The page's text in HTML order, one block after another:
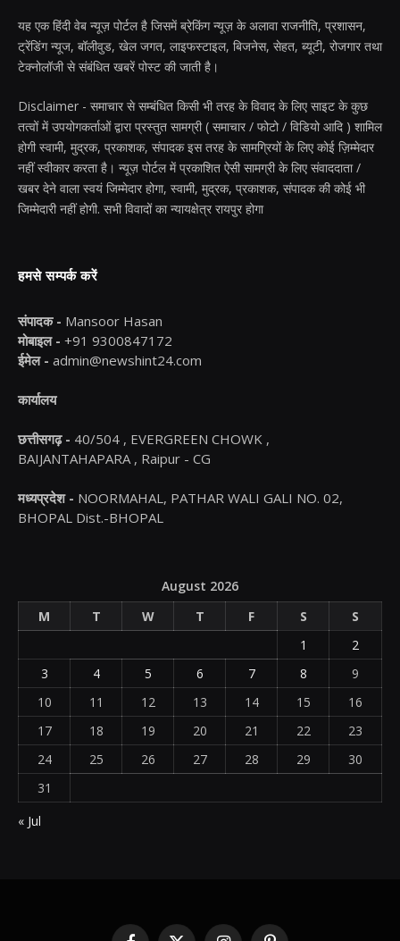
यह एक हिंदी वेब न्यूज़ पोर्टल है जिसमें ब्रेकिंग न्यूज़ के अलावा राजनीति, प्रशासन,
ट्रेंडिंग न्यूज, बॉलीवुड, खेल जगत, लाइफस्टाइल, बिजनेस, सेहत, ब्यूटी, रोजगार तथा
टेक्नोलॉजी से संबंधित खबरें पोस्ट की जाती है।
Disclaimer - समाचार से सम्बंधित किसी भी तरह के विवाद के लिए साइट के कुछ
तत्वों में उपयोगकर्ताओं द्वारा प्रस्तुत सामग्री ( समाचार / फोटो / विडियो आदि ) शामिल
होगी स्वामी, मुद्रक, प्रकाशक, संपादक इस तरह के सामग्रियों के लिए कोई ज़िम्मेदार
नहीं स्वीकार करता है। न्यूज़ पोर्टल में प्रकाशित ऐसी सामग्री के लिए संवाददाता /
खबर देने वाला स्वयं जिम्मेदार होगा, स्वामी, मुद्रक, प्रकाशक, संपादक की कोई भी
जिम्मेदारी नहीं होगी. सभी विवादों का न्यायक्षेत्र रायपुर होगा
हमसे सम्पर्क करें
संपादक - Mansoor Hasan
मोबाइल - +91 9300847172
ईमेल - admin@newshint24.com
कार्यालय
छत्तीसगढ़ - 40/504 , EVERGREEN CHOWK ,
BAIJANTAHAPARA , Raipur - CG
मध्यप्रदेश - NOORMAHAL, PATHAR WALI GALI NO. 02,
BHOPAL Dist.-BHOPAL
August 2026
M
T W T F S
S
1
2
3
4 5 6 7 8
9
10
11 12 13 14 15
16
17
18 19 20 21 22
23
24
25 26 27 28 29
30
31
« Jul